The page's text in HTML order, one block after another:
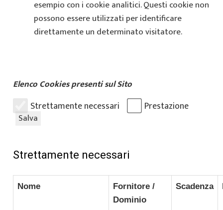
esempio con i cookie analitici. Questi cookie non
possono essere utilizzati per identificare
direttamente un determinato visitatore.
Elenco Cookies presenti sul Sito
Strettamente necessari Prestazione
Salva
Strettamente necessari
Nome
Fornitore /
Dominio
Scadenza